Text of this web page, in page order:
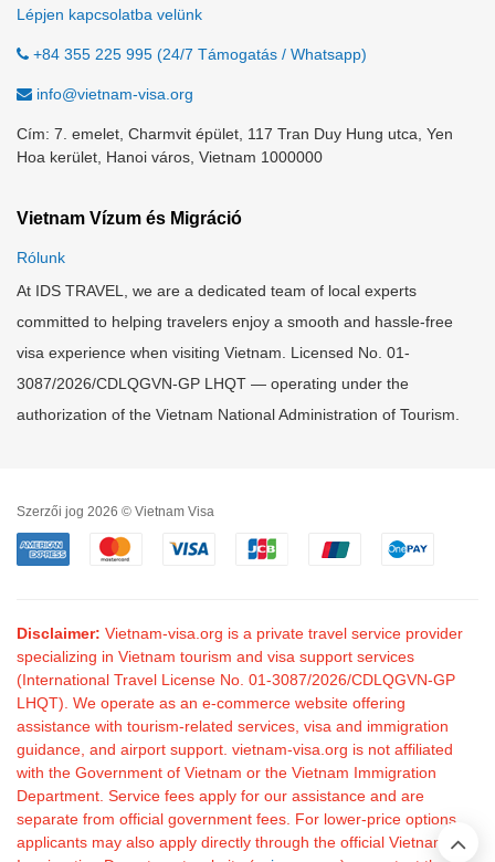
Lépjen kapcsolatba velünk
+84 355 225 995 (24/7 Támogatás / Whatsapp)
info@vietnam-visa.org
Cím: 7. emelet, Charmvit épület, 117 Tran Duy Hung utca, Yen
Hoa kerület, Hanoi város, Vietnam 1000000
Vietnam Vízum és Migráció
Rólunk
At IDS TRAVEL, we are a dedicated team of local experts
committed to helping travelers enjoy a smooth and hassle-free
visa experience when visiting Vietnam. Licensed No. 01-
3087/2026/CDLQGVN-GP LHQT — operating under the
authorization of the Vietnam National Administration of Tourism.
Szerzői jog 2026 © Vietnam Visa
Disclaimer: Vietnam-visa.org is a private travel service provider
specializing in Vietnam tourism and visa support services
(International Travel License No. 01-3087/2026/CDLQGVN-GP
LHQT). We operate as an e-commerce website offering
assistance with tourism-related services, visa and immigration
guidance, and airport support. vietnam-visa.org is not affiliated
with the Government of Vietnam or the Vietnam Immigration
Department. Service fees apply for our assistance and are
separate from official government fees. For lower-price options,
applicants may also apply directly through the official Vietnam